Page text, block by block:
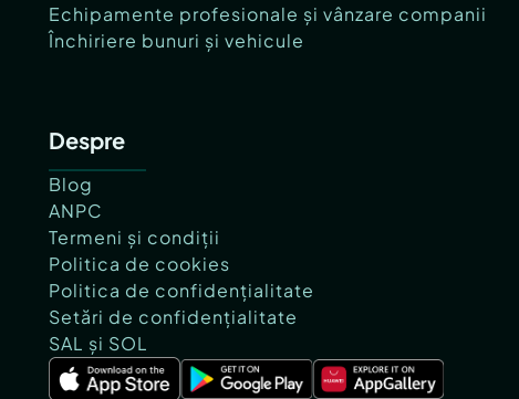
Echipamente profesionale și vânzare companii
Închiriere bunuri și vehicule
Despre
Blog
ANPC
Termeni și condiții
Politica de cookies
Politica de confidențialitate
Setări de confidențialitate
SAL și SOL